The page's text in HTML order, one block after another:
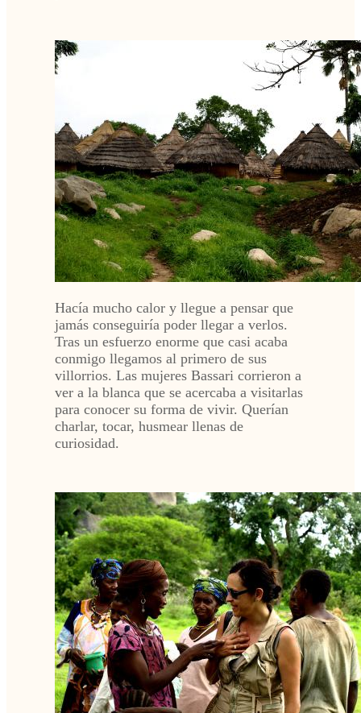
Hacía mucho calor y llegue a pensar que
jamás conseguiría poder llegar a verlos.
Tras un esfuerzo enorme que casi acaba
conmigo llegamos al primero de sus
villorrios. Las mujeres Bassari corrieron a
ver a la blanca que se acercaba a visitarlas
para conocer su forma de vivir. Querían
charlar, tocar, husmear llenas de
curiosidad.